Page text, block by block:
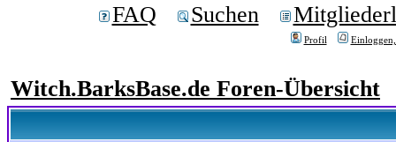
FAQ Suchen
Profil
Witch.BarksBase.de Foren-Übersicht